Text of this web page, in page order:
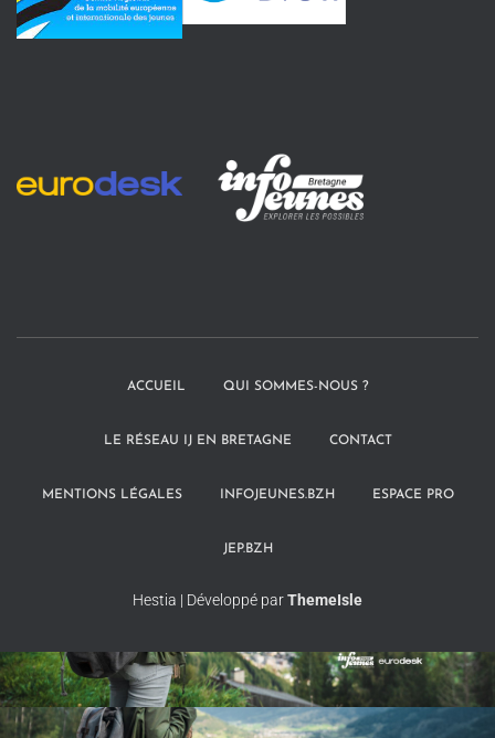
ACCUEIL QUI SOMMES-NOUS ?
LE RÉSEAU IJ EN BRETAGNE CONTACT
MENTIONS LÉGALES INFOJEUNES.BZH ESPACE PRO
JEP.BZH
Hestia | Développé parThemeIsle